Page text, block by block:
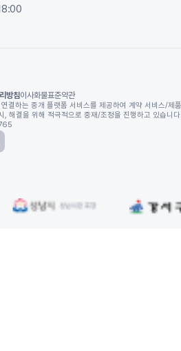
방침이사화물표준약관
연결하는 중개 플랫폼 서비스를 제공하여 계약 서비스/
, 해결을 위해 적극적으로 중재/조정을 진행하고 있습